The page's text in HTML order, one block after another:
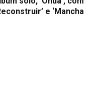
e ‘Mancha